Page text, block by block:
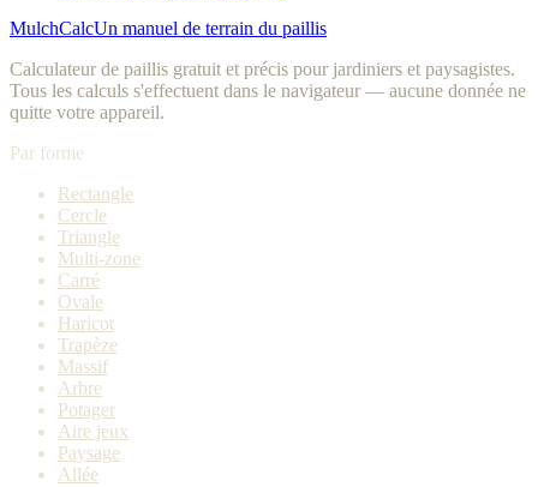
MulchCalcUn manuel de terrain du paillis
Calculateur de paillis gratuit et précis pour jardiniers et paysagistes.
Tous les calculs s'effectuent dans le navigateur — aucune donnée ne
quitte votre appareil.
Par forme
Rectangle
Cercle
Triangle
Multi-zone
Carré
Ovale
Haricot
Trapèze
Massif
Arbre
Potager
Aire jeux
Paysage
Allée